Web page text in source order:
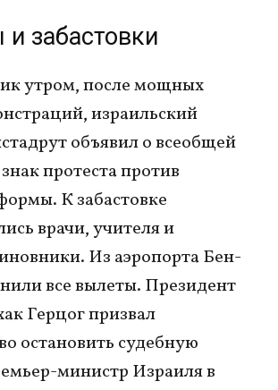
и забастовки
утром, после мощных
израильский
объявил о всеобщей
протеста против
К забастовке
врачи, учителя и
Из аэропорта Бен-
все вылеты. Президент
Герцог призвал
остановить судебную
министр Израиля в